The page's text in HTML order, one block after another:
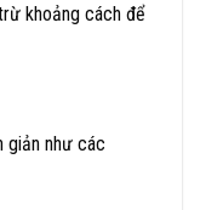
khoảng cách để
giản như các